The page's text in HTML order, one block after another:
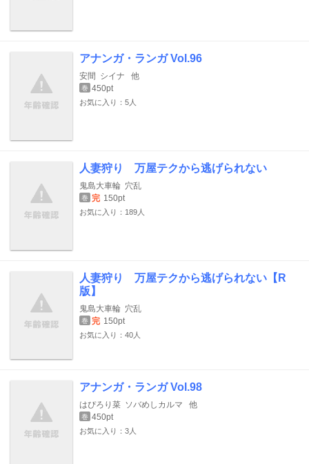
アナンガ・ランガ Vol.96
安間 シイナ 他
巻 450pt
お気に入り：5人
人妻狩り 万屋テクから逃げられない
鬼島大車輪 穴乱
巻 完 150pt
お気に入り：189人
人妻狩り 万屋テクから逃げられない【R
版】
鬼島大車輪 穴乱
巻 完 150pt
お気に入り：40人
アナンガ・ランガ Vol.98
はぴろり菜 ソバめしカルマ 他
巻 450pt
お気に入り：3人